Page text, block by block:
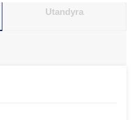
Utandyra